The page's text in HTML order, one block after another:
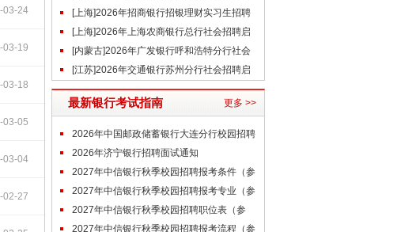
03-24
03-19
03-18
03-05
03-04
02-27
告（7.23）
[上海]2026年招商银行招银理财实习生招聘
公告（7.23）
[上海]2026年上海农商银行总行社会招聘启
事（7.22）
[内蒙古]2026年广发银行呼和浩特分行社会
招聘启事（7.22）
[江苏]2026年交通银行苏州分行社会招聘启
事（7.22）
最新银行考试指南 更多 >>
2026年中国邮政储蓄银行大连分行校园招聘
拟录用人员公示
2026年济宁银行招聘面试通知
2027年中信银行秋季校园招聘报考条件（参
考）2027年中信银行秋季校园招聘报考专业（参
考）2027年中信银行秋季校园招聘职位表（参
考）2027年中信银行秋季校园招聘报考流程（参